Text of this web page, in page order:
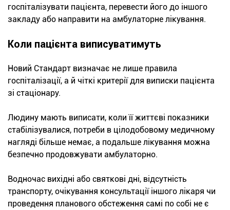
госпіталізувати пацієнта, перевести його до іншого
закладу або направити на амбулаторне лікування.
Коли пацієнта виписуватимуть
Новий Стандарт визначає не лише правила
госпіталізації, а й чіткі критерії для виписки пацієнта
зі стаціонару.
Людину мають виписати, коли її життєві показники
стабілізувалися, потреби в цілодобовому медичному
нагляді більше немає, а подальше лікування можна
безпечно продовжувати амбулаторно.
Водночас вихідні або святкові дні, відсутність
транспорту, очікування консультації іншого лікаря чи
проведення планового обстеження самі по собі не є